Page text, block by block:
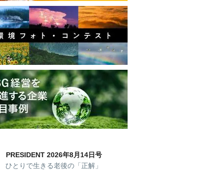
PRESIDENT 2026年8月14日号
ひとりで生きる老後の「正解」